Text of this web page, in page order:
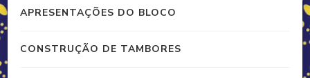
APRESENTAÇÕES DO BLOCO
CONSTRUÇÃO DE TAMBORES